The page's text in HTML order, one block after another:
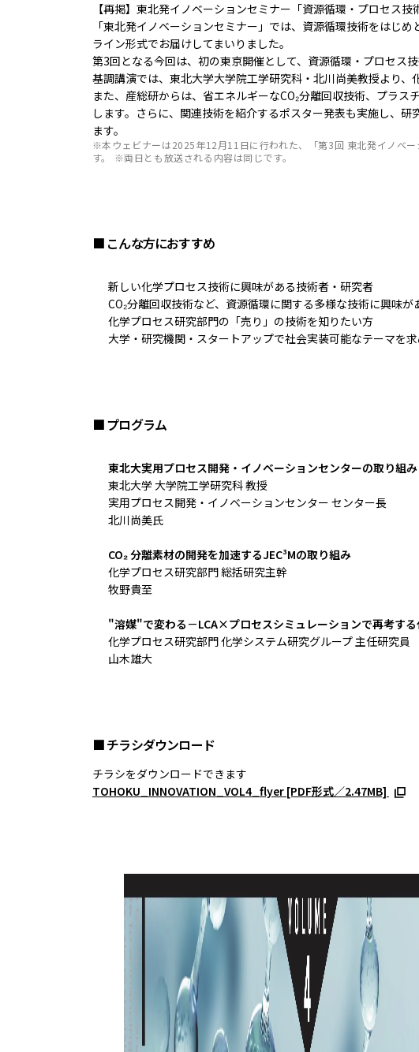
【再掲】東北発イノベーションセミナー「資源循環・プロセス
「東北発イノベーションセミナー」では、資源循環技術をはじ
ライン形式でお届けしてまいりました。
第3回となる今回は、初の東京開催として、資源循環・プロセス
基調講演では、東北大学大学院工学研究科・北川尚美教授より
また、産総研からは、省エネルギーなCO₂分離回収技術、プラ
します。さらに、関連技術を紹介するポスター発表も実施し、
ます。
※本ウェビナーは2025年12月11日に行われた、「第3回 東北発イノベ
す。 ※両日とも放送される内容は同じです。
■ こんな方におすすめ
新しい化学プロセス技術に興味がある技術者・研究者
CO₂分離回収技術など、資源循環に関する多様な技術に興味が
化学プロセス研究部門の「売り」の技術を知りたい方
大学・研究機関・スタートアップで社会実装可能なテーマを
■ プログラム
東北大実用プロセス開発・イノベーションセンターの取り組
東北大学 大学院工学研究科 教授
実用プロセス開発・イノベーションセンター センター長
北川尚美氏
CO₂ 分離素材の開発を加速するJEC³Mの取り組み
化学プロセス研究部門 総括研究主幹
牧野貴至
"溶媒"で変わる－LCA×プロセスシミュレーションで再考す
化学プロセス研究部門 化学システム研究グループ 主任研究員
山木雄大
■ チラシダウンロード
チラシをダウンロードできます
TOHOKU_INNOVATION_VOL4_flyer [PDF形式／2.47MB]